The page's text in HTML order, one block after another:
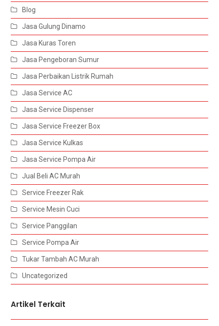
Blog
Jasa Gulung Dinamo
Jasa Kuras Toren
Jasa Pengeboran Sumur
Jasa Perbaikan Listrik Rumah
Jasa Service AC
Jasa Service Dispenser
Jasa Service Freezer Box
Jasa Service Kulkas
Jasa Service Pompa Air
Jual Beli AC Murah
Service Freezer Rak
Service Mesin Cuci
Service Panggilan
Service Pompa Air
Tukar Tambah AC Murah
Uncategorized
Artikel Terkait